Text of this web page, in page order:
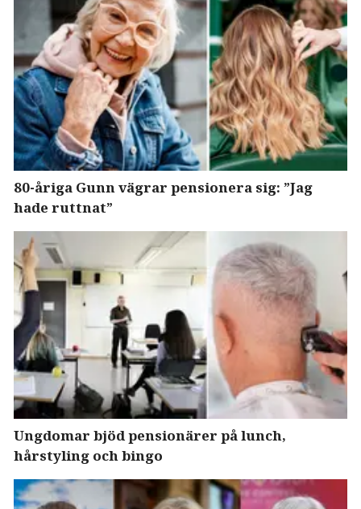
80-åriga Gunn vägrar pensionera sig: ”Jag
hade ruttnat”
Ungdomar bjöd pensionärer på lunch,
hårstyling och bingo